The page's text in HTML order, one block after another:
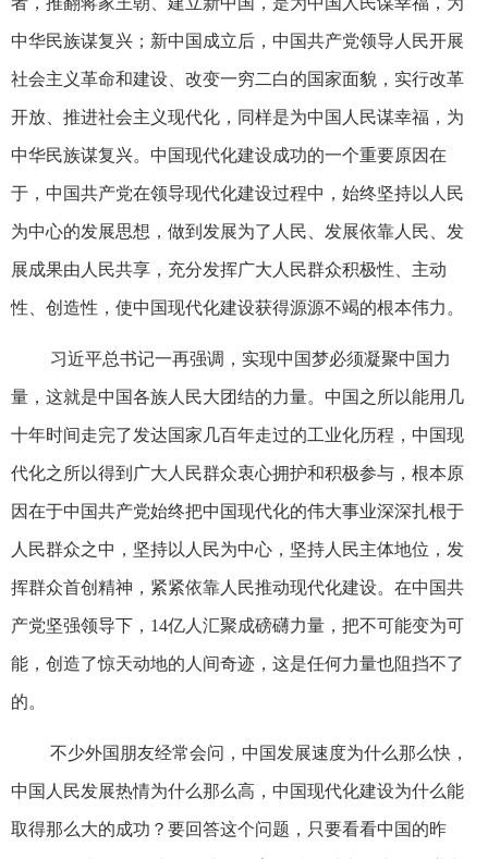
中华民族谋复兴；新中国成立后，中国共产党领导人民开展
社会主义革命和建设、改变一穷二白的国家面貌，实行改革
开放、推进社会主义现代化，同样是为中国人民谋幸福，为
中华民族谋复兴。中国现代化建设成功的一个重要原因在
于，中国共产党在领导现代化建设过程中，始终坚持以人民
为中心的发展思想，做到发展为了人民、发展依靠人民、发
展成果由人民共享，充分发挥广大人民群众积极性、主动
性、创造性，使中国现代化建设获得源源不竭的根本伟力。
习近平总书记一再强调，实现中国梦必须凝聚中国力
量，这就是中国各族人民大团结的力量。中国之所以能用几
十年时间走完了发达国家几百年走过的工业化历程，中国现
代化之所以得到广大人民群众衷心拥护和积极参与，根本原
因在于中国共产党始终把中国现代化的伟大事业深深扎根于
人民群众之中，坚持以人民为中心，坚持人民主体地位，发
挥群众首创精神，紧紧依靠人民推动现代化建设。在中国共
产党坚强领导下，14亿人汇聚成磅礴力量，把不可能变为可
能，创造了惊天动地的人间奇迹，这是任何力量也阻挡不了
的。
不少外国朋友经常会问，中国发展速度为什么那么快，
中国人民发展热情为什么那么高，中国现代化建设为什么能
取得那么大的成功？要回答这个问题，只要看看中国的昨